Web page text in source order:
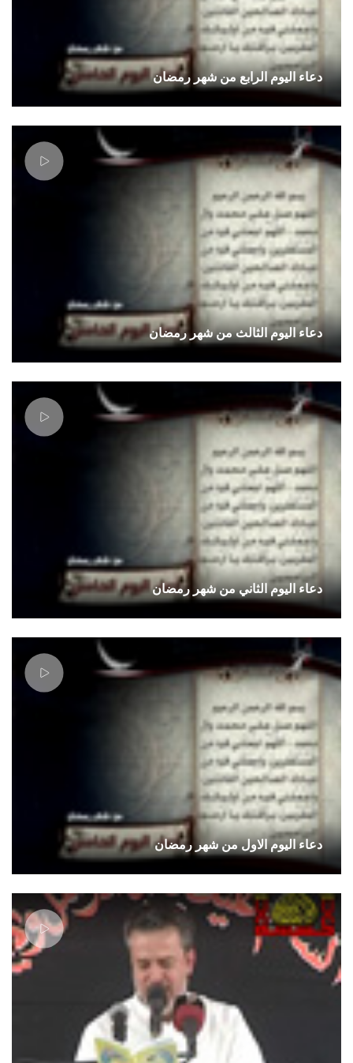
دعاء اليوم الرابع من شهر رمضان
دعاء اليوم الثالث من شهر رمضان
دعاء اليوم الثاني من شهر رمضان
دعاء اليوم الاول من شهر رمضان